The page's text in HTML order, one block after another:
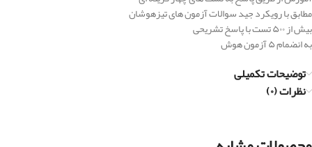
مطابق با رویکرد جید سوالات آزمون های تیزهوشان
بیش از ۵۰۰ تست با پاسخ تشریحی
به انضمام ۵ آزمون هوش
توضیحات تکمیلی
نظرات (۰)